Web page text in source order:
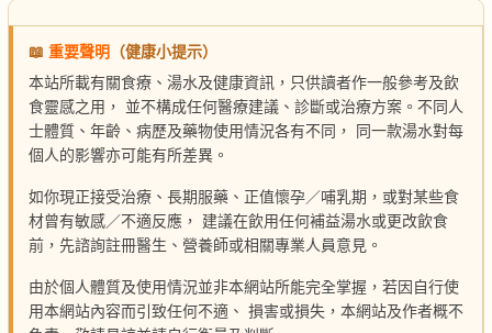
📖 重要聲明
（健康小提示）
本站所載有關食療、湯水及健康資訊，只供讀者作一般參考及飲
食靈感之用， 並不構成任何醫療建議、診斷或治療方案。不同人
士體質、年齡、病歷及藥物使用情況各有不同， 同一款湯水對每
個人的影響亦可能有所差異。
如你現正接受治療、長期服藥、正值懷孕／哺乳期，或對某些食
材曾有敏感／不適反應， 建議在飲用任何補益湯水或更改飲食
前，先諮詢註冊醫生、營養師或相關專業人員意見。
由於個人體質及使用情況並非本網站所能完全掌握，若因自行使
用本網站內容而引致任何不適、 損害或損失，本網站及作者概不